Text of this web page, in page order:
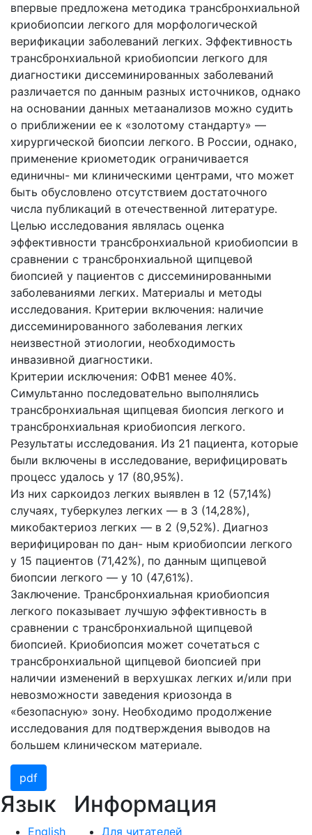
впервые предложена методика трансбронхиальной
криобиопсии легкого для морфологической
верификации заболеваний легких. Эффективность
трансбронхиальной криобиопсии легкого для
диагностики диссеминированных заболеваний
различается по данным разных источников, однако
на основании данных метаанализов можно судить
о приближении ее к «золотому стандарту» —
хирургической биопсии легкого. В России, однако,
применение криометодик ограничивается
единичны- ми клиническими центрами, что может
быть обусловлено отсутствием достаточного
числа публикаций в отечественной литературе.
Целью исследования являлась оценка
эффективности трансбронхиальной криобиопсии в
сравнении с трансбронхиальной щипцевой
биопсией у пациентов с диссеминированными
заболеваниями легких. Материалы и методы
исследования. Критерии включения: наличие
диссеминированного заболевания легких
неизвестной этиологии, необходимость
инвазивной диагностики.
Критерии исключения: ОФВ1 менее 40%.
Симультанно последовательно выполнялись
трансбронхиальная щипцевая биопсия легкого и
трансбронхиальная криобиопсия легкого.
Результаты исследования. Из 21 пациента, которые
были включены в исследование, верифицировать
процесс удалось у 17 (80,95%).
Из них саркоидоз легких выявлен в 12 (57,14%)
случаях, туберкулез легких — в 3 (14,28%),
микобактериоз легких — в 2 (9,52%). Диагноз
верифицирован по дан- ным криобиопсии легкого
у 15 пациентов (71,42%), по данным щипцевой
биопсии легкого — у 10 (47,61%).
Заключение. Трансбронхиальная криобиопсия
легкого показывает лучшую эффективность в
сравнении с трансбронхиальной щипцевой
биопсией. Криобиопсия может сочетаться с
трансбронхиальной щипцевой биопсией при
наличии изменений в верхушках легких и/или при
невозможности заведения криозонда в
«безопасную» зону. Необходимо продолжение
исследования для подтверждения выводов на
большем клиническом материале.
pdf
Язык
English
Информация
Для читателей